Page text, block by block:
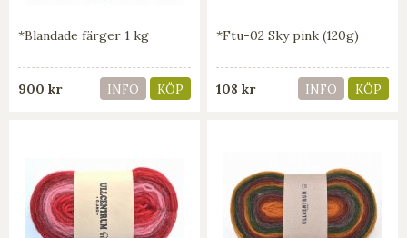
*Blandade färger 1 kg
900 kr INFO KÖP
*Ftu-02 Sky pink (120g)
108 kr INFO KÖP